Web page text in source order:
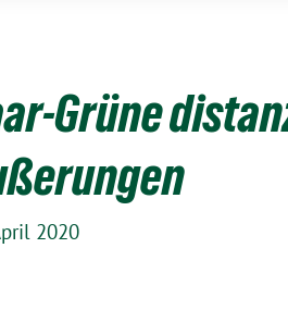
Grüne
2020